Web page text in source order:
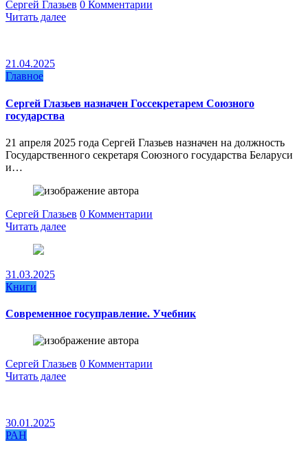
Сергей Глазьев 0 Комментарии
Читать далее
21.04.2025
Главное
Сергей Глазьев назначен Госсекретарем Союзного
государства
21 апреля 2025 года Сергей Глазьев назначен на должность
Государственного секретаря Союзного государства Беларуси
и…
Сергей Глазьев 0 Комментарии
Читать далее
31.03.2025
Книги
Современное госуправление. Учебник
Сергей Глазьев 0 Комментарии
Читать далее
30.01.2025
РАН